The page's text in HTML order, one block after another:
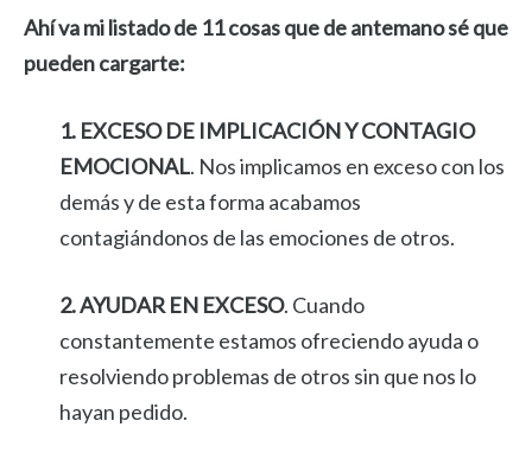
Ahí va mi listado de 11 cosas que de antemano sé que
pueden cargarte:
1. EXCESO DE IMPLICACIÓN Y CONTAGIO
EMOCIONAL. Nos implicamos en exceso con los
demás y de esta forma acabamos
contagiándonos de las emociones de otros.
2. AYUDAR EN EXCESO. Cuando
constantemente estamos ofreciendo ayuda o
resolviendo problemas de otros sin que nos lo
hayan pedido.